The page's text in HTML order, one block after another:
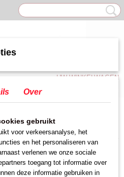
UW WINKELWAGEN
>rooster verchroomd 18/8 -
Over
gebruikt
voor verkeersanalyse, het
en het personaliseren van
verlenen we onze sociale
toegang tot informatie over
deze informatie gebruiken in